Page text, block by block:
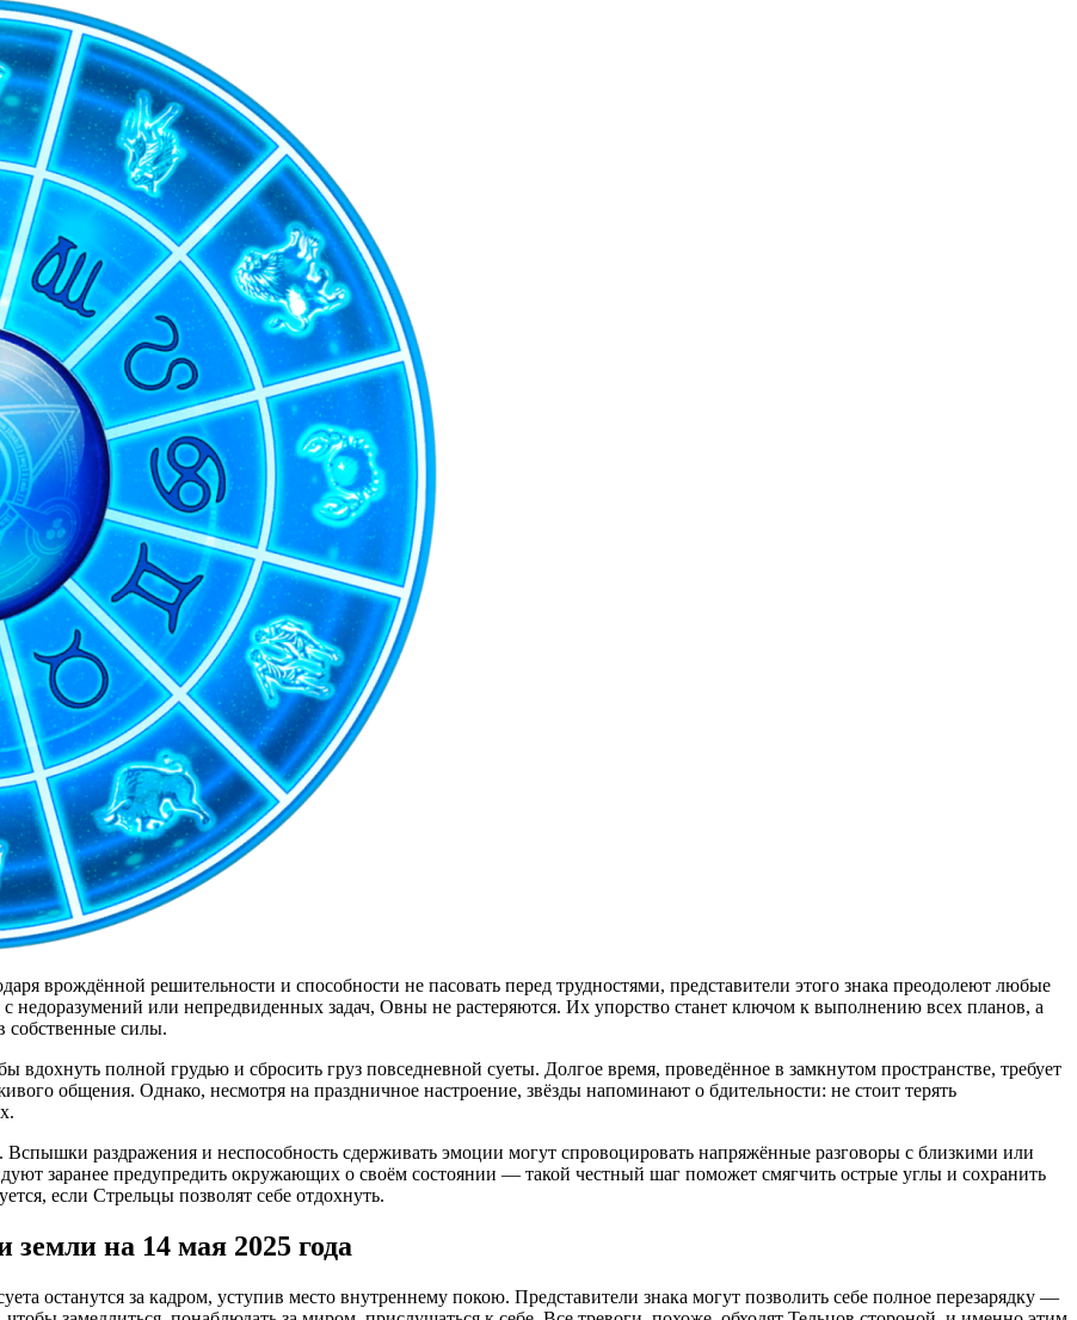
врождённой решительности и способности не пасовать перед трудностями, представители этого знака преодолеют любые
недоразумений или непредвиденных задач, Овны не растеряются. Их упорство станет ключом к выполнению всех планов, а
собственные силы.
вдохнуть полной грудью и сбросить груз повседневной суеты. Долгое время, проведённое в замкнутом пространстве, требует
общения. Однако, несмотря на праздничное настроение, звёзды напоминают о бдительности: не стоит терять
Вспышки раздражения и неспособность сдерживать эмоции могут спровоцировать напряжённые разговоры с близкими или
заранее предупредить окружающих о своём состоянии — такой честный шаг поможет смягчить острые углы и сохранить
если Стрельцы позволят себе отдохнуть.
земли на 14 мая 2025 года
останутся за кадром, уступив место внутреннему покою. Представители знака могут позволить себе полное перезарядку —